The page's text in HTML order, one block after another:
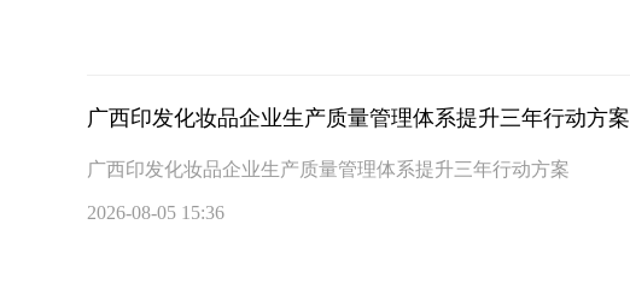
广西印发化妆品企业生产质量管理体系提升三年行动方案
广西印发化妆品企业生产质量管理体系提升三年行动方案
2026-08-05 15:36